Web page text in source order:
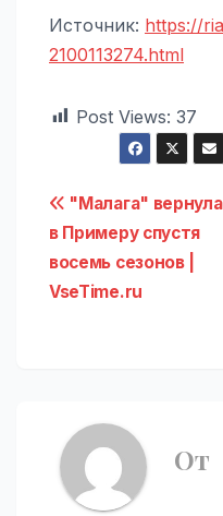
Источник: https://
2100113274.html
Post Views: 37
по
записям
"Малага"
в Примеру спустя
восемь сезонов |
VseTime.ru
От